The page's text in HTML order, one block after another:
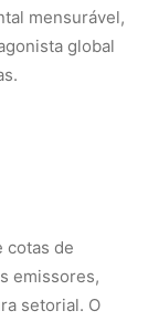
mensurável,
global
cotas de
emissores,
setorial. O